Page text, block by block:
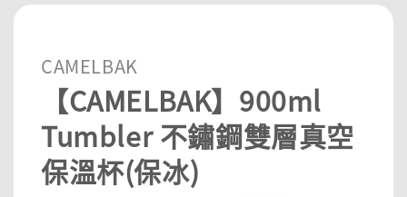
CAMELBAK
【CAMELBAK】900ml
Tumbler 不鏽鋼雙層真空
保溫杯(保冰)